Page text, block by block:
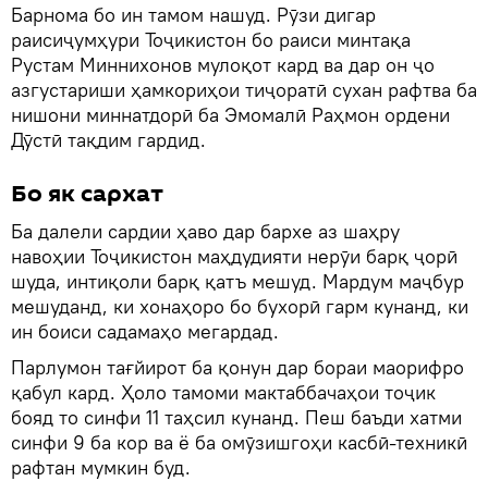
Барнома бо ин тамом нашуд. Рӯзи дигар
раисиҷумҳури Тоҷикистон бо раиси минтақа
Рустам Миннихонов мулоқот кард ва дар он ҷо
азгустариши ҳамкориҳои тиҷоратӣ сухан рафтва ба
нишони миннатдорӣ ба Эмомалӣ Раҳмон ордени
Дӯстӣ тақдим гардид.
Бо як сархат
Ба далели сардии ҳаво дар бархе аз шаҳру
навоҳии Тоҷикистон маҳдудияти нерӯи барқ ​​ҷорӣ
шуда, интиқоли барқ ​​қатъ мешуд. Мардум маҷбур
мешуданд, ки хонаҳоро бо бухорӣ гарм кунанд, ки
ин боиси садамаҳо мегардад.
Парлумон тағйирот ба қонун дар бораи маорифро
қабул кард. Ҳоло тамоми мактаббачаҳои тоҷик
бояд то синфи 11 таҳсил кунанд. Пеш баъди хатми
синфи 9 ба кор ва ё ба омӯзишгоҳи касбӣ-техникӣ
рафтан мумкин буд.